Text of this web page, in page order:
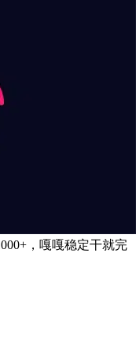
，嘎嘎稳定干就完